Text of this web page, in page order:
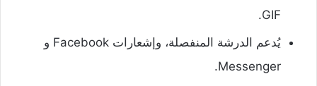
GIF.
يُدعم الدرشة المنفصلة، وإشعارات Facebook و
Messenger.